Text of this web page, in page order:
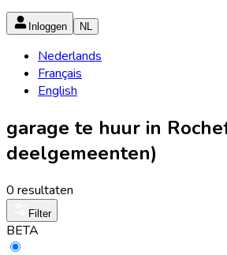
Inloggen NL
Nederlands
Français
English
garage te huur in
deelgemeenten)
0 resultaten
Filter
BETA